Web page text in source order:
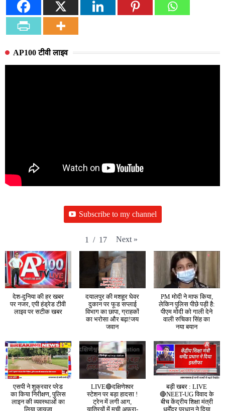
AP100 टीवी लाइव
Subscribe to my channel
1 / 17 Next »
देश-दुनिया की हर खबर
पर नजर, एपी हंड्रेड टीवी
लाइव पर सटीक खबर
दयालपुर की मशहूर घेवर
दुकान पर फूड सप्लाई
विभाग का छापा, ग्राहकों
का भरोसा और बढ़ा!जय
जवान
PM मोदी ने माफ किया,
लेकिन पुलिस पीछे पड़ी है:
पीएम मोदी को गाली देने
वाली रुचिका सिंह का
नया बयान
एसपी ने शुक्रवार परेड
का किया निरीक्षण, पुलिस
लाइन की व्यवस्थाओं का
LIVE🔴दक्षिणेश्वर
स्टेशन पर बड़ा हादसा !
ट्रेन में लगी आग,
बड़ी खबर : LIVE
🔴NEET-UG विवाद के
बीच केंद्रीय शिक्षा मंत्री